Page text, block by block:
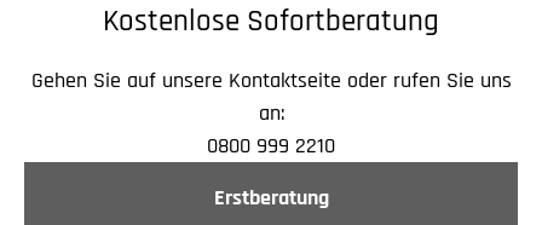
Kostenlose Sofortberatung
Gehen Sie auf unsere Kontaktseite oder rufen Sie uns
an:
0800 999 2210
Erstberatung